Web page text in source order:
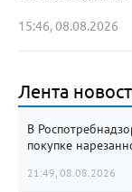
15:46, 08.08.2026
Лента
В
покупке
21:49, 08.08.2026